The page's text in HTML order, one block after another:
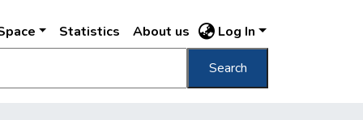
Statistics About us Log In
Search